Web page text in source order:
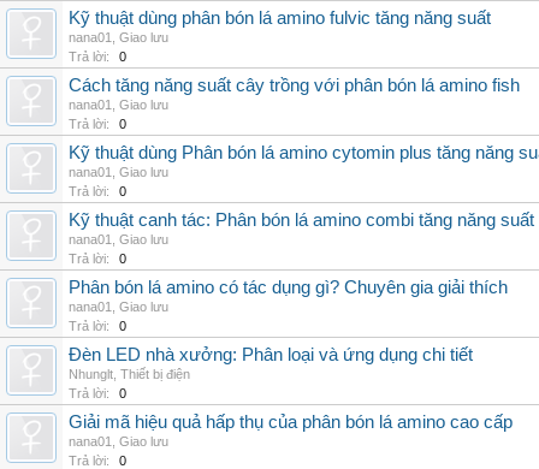
Kỹ thuật dùng phân bón lá amino fulvic tăng năng suất
nana01
Giao lưu
Trả lời:
0
Cách tăng năng suất cây trồng với phân bón lá amino fish
nana01
Giao lưu
Trả lời:
0
Kỹ thuật dùng Phân bón lá amino cytomin plus tăng năng
nana01
Giao lưu
Trả lời:
0
Kỹ thuật canh tác: Phân bón lá amino combi tăng năng suất
nana01
Giao lưu
Trả lời:
0
Phân bón lá amino có tác dụng gì? Chuyên gia giải thích
nana01
Giao lưu
Trả lời:
0
Đèn LED nhà xưởng: Phân loại và ứng dụng chi tiết
Nhunglt Thiết bị điện
Trả lời:
0
Giải mã hiệu quả hấp thụ của phân bón lá amino cao cấp
nana01
Giao lưu
Trả lời:
0